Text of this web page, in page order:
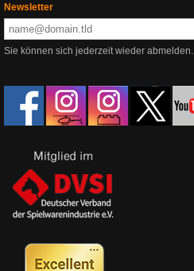
Newsletter
Sie können sich jederzeit wieder abmelden.